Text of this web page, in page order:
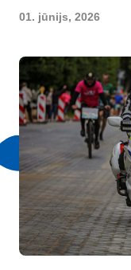
01. jūnijs, 2026